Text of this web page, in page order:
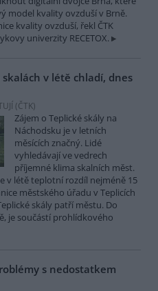
model kvality ovzduší v Brně.
kvality ovzduší, řekl ČTK
univerzity RECETOX.
v létě chladí, dnes
(ČTK)
Zájem o Teplické skály na
Náchodsku je v letních
měsících značný. Lidé
vyhledávají ve vedrech
příjemné klima skalních měst.
v létě teplotní rozdíl nejméně 15
městského úřadu v Teplicích
skály patří městu. Do
je součástí prohlídkového
s nedostatkem